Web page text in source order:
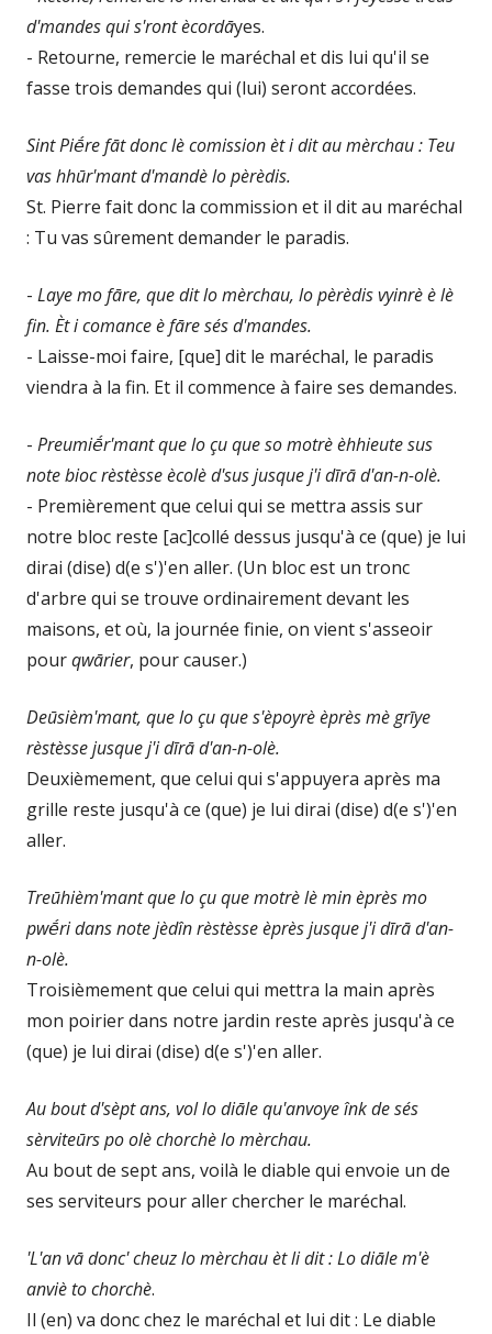
d'mandes qui s'ront ècordāyes.
- Retourne, remercie le maréchal et dis lui qu'il se
fasse trois demandes qui (lui) seront accordées.
Sint Piḗre fāt donc lè comission èt i dit au mèrchau : Teu
vas hhūr'mant d'mandè lo pèrèdis.
St. Pierre fait donc la commission et il dit au maréchal
: Tu vas sûrement demander le paradis.
- Laye mo fāre, que dit lo mèrchau, lo pèrèdis vyinrè è lè
fin. Èt i comance è fāre sés d'mandes.
- Laisse-moi faire, [que] dit le maréchal, le paradis
viendra à la fin. Et il commence à faire ses demandes.
- Preumiḗr'mant que lo çu que so motrè èhhieute sus
note bioc rèstèsse ècolè d'sus jusque j'i dīrā d'an-n-olè.
- Premièrement que celui qui se mettra assis sur
notre bloc reste [ac]collé dessus jusqu'à ce (que) je lui
dirai (dise) d(e s')'en aller. (Un bloc est un tronc
d'arbre qui se trouve ordinairement devant les
maisons, et où, la journée finie, on vient s'asseoir
pourqwārier, pour causer.)
Deūsièm'mant, que lo çu que s'èpoyrè èprès mè grīye
rèstèsse jusque j'i dīrā d'an-n-olè.
Deuxièmement, que celui qui s'appuyera après ma
grille reste jusqu'à ce (que) je lui dirai (dise) d(e s')'en
aller.
Treūhièm'mant que lo çu que motrè lè min èprès mo
pwḗri dans note jèdîn rèstèsse èprès jusque j'idīrā d'an-
n-olè.
Troisièmement que celui qui mettra la main après
mon poirier dans notre jardin reste après jusqu'à ce
(que) je lui dirai (dise) d(e s')'en aller.
Au bout d'sèpt ans, vol lo diāle qu'anvoye înk de sés
sèrviteūrs po olè chorchè lo mèrchau.
Au bout de sept ans, voilà le diable qui envoie un de
ses serviteurs pour aller chercher le maréchal.
'L'an vā donc' cheuz lo mèrchau èt li dit : Lo diāle m'è
anviè to chorchè.
Il (en) va donc chez le maréchal et lui dit : Le diable